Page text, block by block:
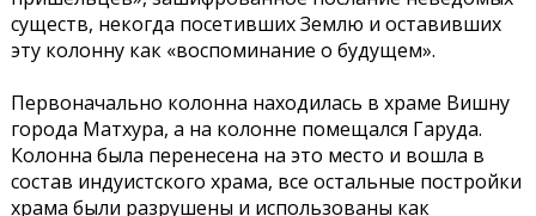
существ, некогда посетивших Землю и оставивших
эту колонну как «воспоминание о будущем».
Первоначально колонна находилась в храме Вишну
города Матхура, а на колонне помещался Гаруда.
Колонна была перенесена на это место и вошла в
состав индуистского храма, все остальные постройки
храма были разрушены и использованы как